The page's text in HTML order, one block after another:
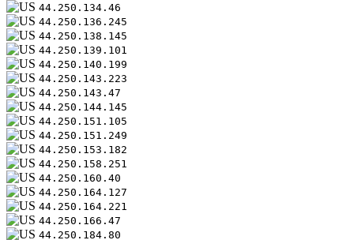
44.250.134.46
44.250.136.245
44.250.138.145
44.250.139.101
44.250.140.199
44.250.143.223
44.250.143.47
44.250.144.145
44.250.151.105
44.250.151.249
44.250.153.182
44.250.158.251
44.250.160.40
44.250.164.127
44.250.164.221
44.250.166.47
44.250.184.80